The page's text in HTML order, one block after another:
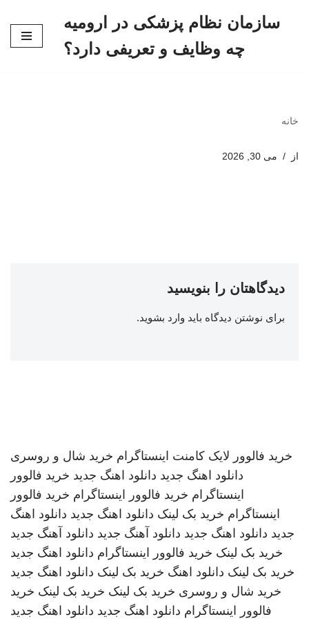
سازمان نظام پزشکی در ارومیه
چه وظایف و تعریفی دارد؟
خانه
از می 30, 2026
دیدگاهتان را بنویسید
برای نوشتن دیدگاه باید وارد بشوید.
خرید فالوور لایک کامنت اینستاگرام خرید شال و روسری
دانلود اهنگ جدید دانلود اهنگ جدید خرید فالوور
اینستاگرام خرید فالوور اینستاگرام خرید فالوور
اینستاگرام خرید بک لینک دانلود اهنگ جدید دانلود اهنگ
جدید دانلود اهنگ جدید دانلود آهنگ جدید دانلود آهنگ جدید
خرید بک لینک خرید فالوور اینستاگرام دانلود اهنگ جدید
خرید بک لینک دانلود اهنگ خرید بک لینک دانلود اهنگ جدید
خرید شال و روسری خرید بک لینک خرید بک لینک خرید
فالوور اینستاگرام دانلود اهنگ جدید دانلود اهنگ جدید